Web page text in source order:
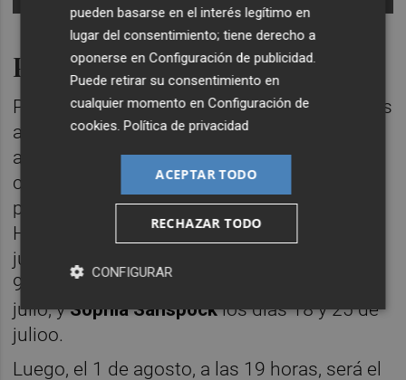
Programación de verano
Por otra parte,Esteparkimpulsará diferentes
actividades gratuitas durante junio, julio y
agosto. Concretamente, llevará a
cabo
Tardeos Musicales en la planta
primera, los viernes de 20.00 a 21.00 horas.
Han confirmadoPaloma Marco
junio;
90) el 4 julio; elDJ Xavi Llombart
julio; ySophia Sanspocklos días 18 y 25 de
julioo.
Luego, el 1 de agosto, a las 19 horas, será el
pueden basarse en el interés legítimo en
lugar del consentimiento; tiene derecho a
oponerse enConfiguración de publicidad.
Puede retirar su consentimiento en
cualquier momento enConfiguración de
cookies.Política de privacidad
ACEPTAR TODO
RECHAZAR TODO
CONFIGURAR